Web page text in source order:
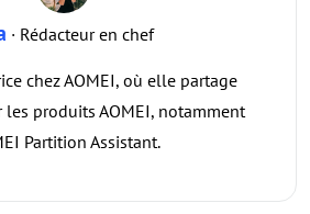
· Rédacteur en chef
chez AOMEI, où elle partage
les produits AOMEI, notamment
Partition Assistant.